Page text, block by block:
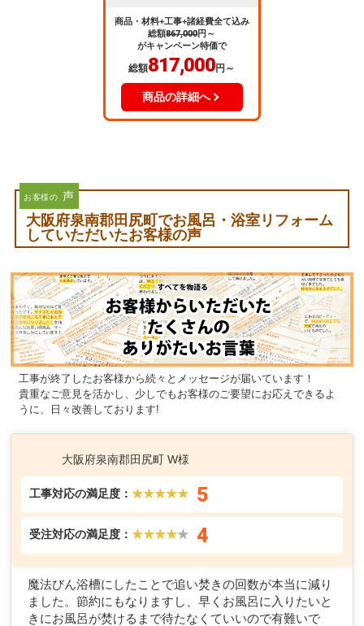
商品・材料+工事+諸経費全て込み
総額867,000円～
がキャンペーン特価で
総額817,000円～
商品の詳細へ
お客様の 声
大阪府泉南郡田尻町でお風呂・浴室リフォーム
していただいたお客様の声
工事が終了したお客様から続々とメッセージが届いています！
貴重なご意見を活かし、少しでもお客様のご要望にお応えできるよ
うに、日々改善しております!
大阪府泉南郡田尻町 W様
工事対応の満足度：★★★★★ 5
受注対応の満足度：★★★★★ 4
魔法びん浴槽にしたことで追い焚きの回数が本当に減り
ました。節約にもなりますし、早くお風呂に入りたいと
きにお風呂が焚けるまで待たなくていいので有難いで